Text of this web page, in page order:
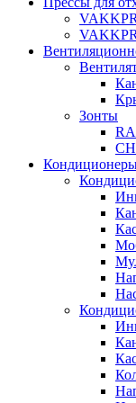
Зонты